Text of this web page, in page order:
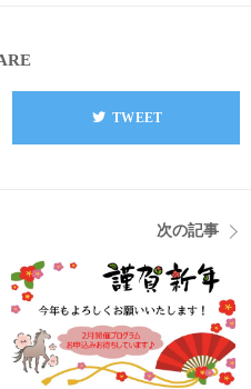
TWEET
次の記事